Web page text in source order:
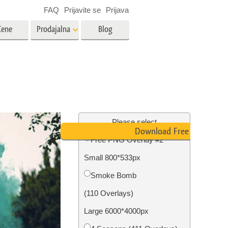
Obnova fotografij
Prodajalna
elementi
Blog
FAQ Prijavite se Prijava
Please select
Free PNG Overlay #2
Small 800*533px
Smoke Bomb
(110 Overlays)
Large 6000*4000px
Download Free PNG